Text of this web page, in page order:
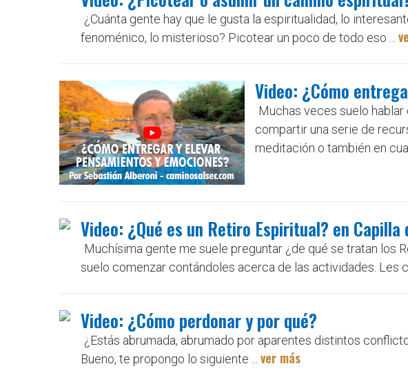
¿Cuánta gente hay que le gusta la espiritualidad, lo
fenoménico, lo misterioso? Picotear un poco de todo eso ...
Video: ¿Cómo
Muchas veces suelo
compartir una serie de
meditación o también en
Video: ¿Qué es un Retiro Espiritual? en
Muchísima gente me suele preguntar ¿de qué se tratan los
suelo comenzar contándoles acerca de las actividades. Les
Video: ¿Cómo perdonar y por qué?
¿Estás abrumada, abrumado por aparentes distintos
Bueno, te propongo lo siguiente ... ver más